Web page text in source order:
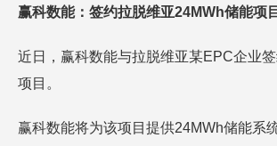
赢科数能：签约拉脱维亚24MWh储能项目
近日，赢科数能与拉脱维亚某EPC企业
项目。
赢科数能将为该项目提供24MWh储能系